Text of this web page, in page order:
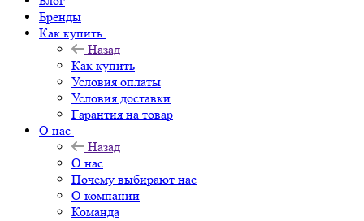
Бренды
Как купить
Назад
Как купить
Условия оплаты
Условия доставки
Гарантия на товар
О нас
Назад
О нас
Почему выбирают нас
О компании
Команда